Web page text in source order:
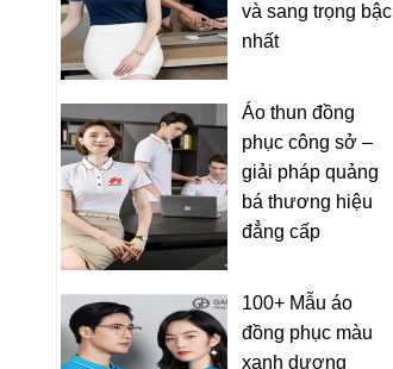
và sang trọng bậc
nhất
Áo thun đồng
phục công sở –
giải pháp quảng
bá thương hiệu
đẳng cấp
100+ Mẫu áo
đồng phục màu
xanh dương